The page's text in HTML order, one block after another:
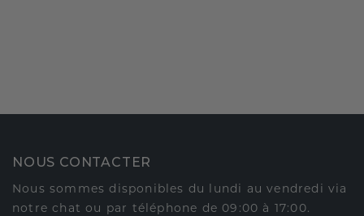
NOUS CONTACTER
Nous sommes disponibles du lundi au vendredi via
notre chat ou par téléphone de 09:00 à 17:00.